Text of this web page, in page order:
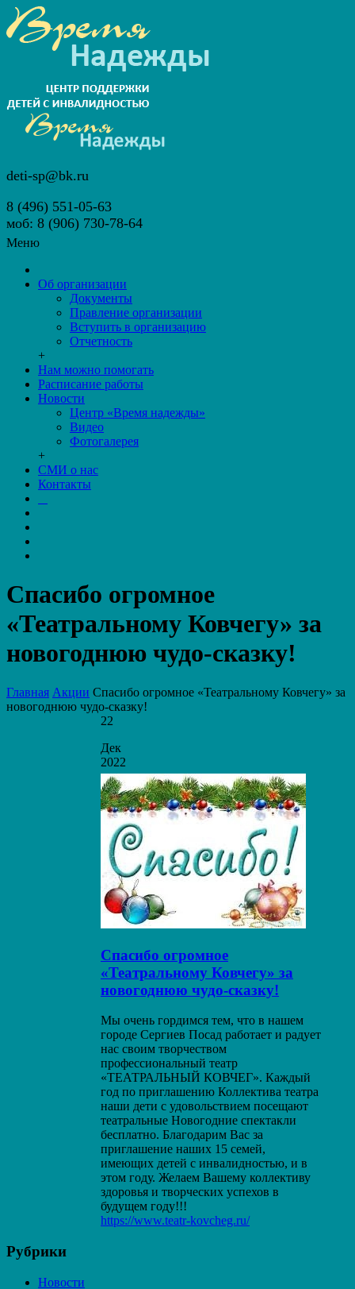
deti-sp@bk.ru
8 (496) 551-05-63
моб: 8 (906) 730-78-64
Меню
Об организации
Документы
Правление организации
Вступить в организацию
Отчетность
+
Нам можно помогать
Расписание работы
Новости
Центр «Время надежды»
Видео
Фотогалерея
+
СМИ о нас
Контакты
Спасибо огромное
«Театральному Ковчегу» за
новогоднюю чудо-сказку!
Главная Акции Спасибо огромное «Театральному Ковчегу» за
новогоднюю чудо-сказку!
22
Дек
2022
Спасибо огромное
«Театральному Ковчегу» за
новогоднюю чудо-сказку!
Мы очень гордимся тем, что в нашем
городе Сергиев Посад работает и радует
нас своим творчеством
профессиональный театр
«ТЕАТРАЛЬНЫЙ КОВЧЕГ». Каждый
год по приглашению Коллектива театра
наши дети с удовольствием посещают
театральные Новогодние спектакли
бесплатно. Благодарим Вас за
приглашение наших 15 семей,
имеющих детей с инвалидностью, и в
этом году. Желаем Вашему коллективу
здоровья и творческих успехов в
будущем году!!!
https://www.teatr-kovcheg.ru/
Рубрики
Новости